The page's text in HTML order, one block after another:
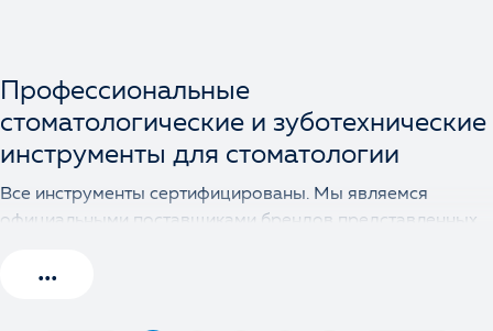
Профессиональные
стоматологические и зуботехнические
инструменты для стоматологии
Все инструменты сертифицированы. Мы являемся
официальными поставщиками брендов представленных